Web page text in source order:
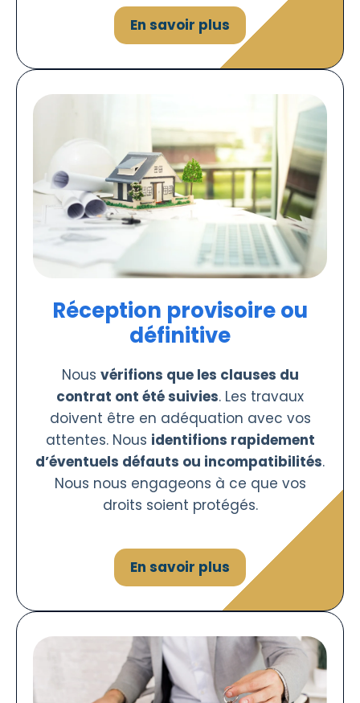
En savoir plus
Réception provisoire ou
définitive
Nous vérifions que les clauses du
contrat ont été suivies. Les travaux
doivent être en adéquation avec vos
attentes. Nous identifions rapidement
d’éventuels défauts ou incompatibilités.
Nous nous engageons à ce que vos
droits soient protégés.
En savoir plus